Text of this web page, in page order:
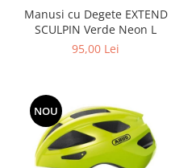
Manusi cu Degete EXTEND
SCULPIN Verde Neon L
95,00 Lei
NOU